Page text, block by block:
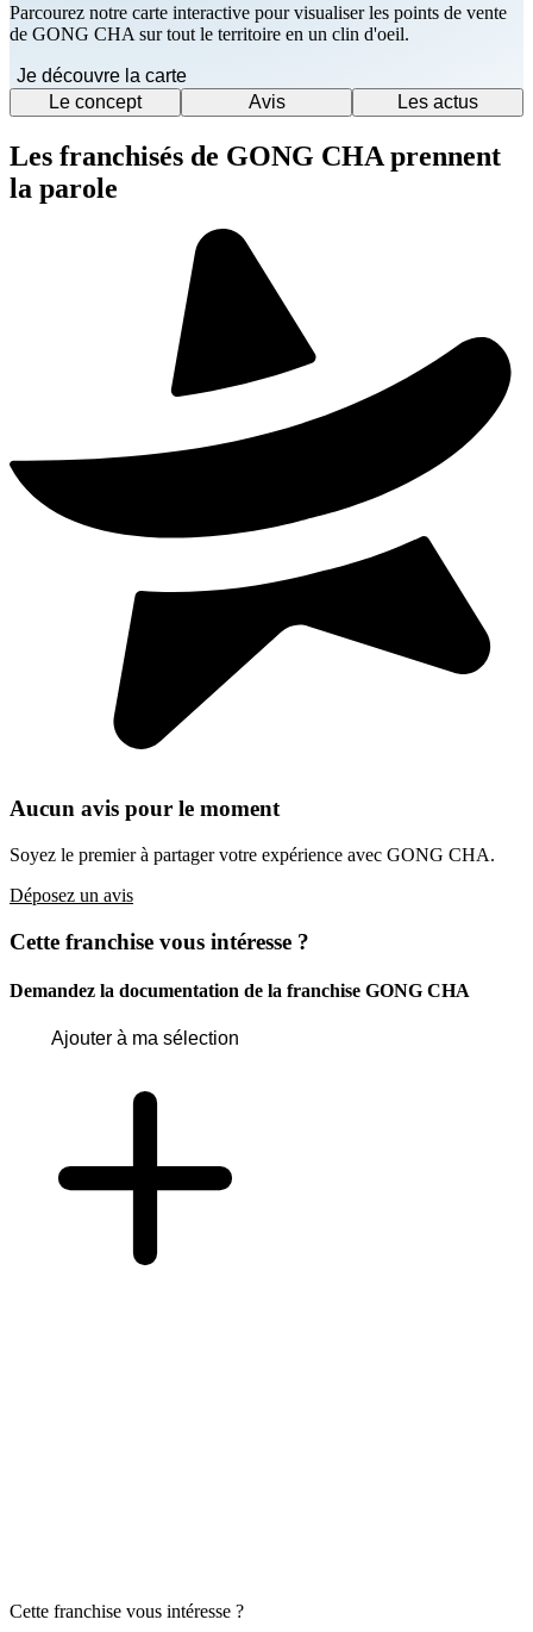
Parcourez notre carte interactive pour visualiser les points de vente
de GONG CHA sur tout le territoire en un clin d'oeil.
Je découvre la carte
Le concept
Avis Les actus
Les franchisés de GONG CHA prennent
la parole
Aucun avis pour le moment
Soyez le premier à partager votre expérience avec GONG CHA.
Déposez un avis
Cette franchise vous intéresse ?
Demandez la documentation de la franchise GONG CHA
Ajouter à ma sélection
Cette franchise vous intéresse ?